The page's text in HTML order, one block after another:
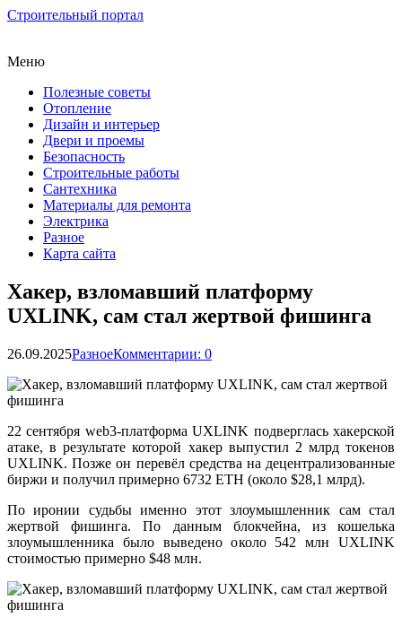
Строительный портал
Меню
Полезные советы
Отопление
Дизайн и интерьер
Двери и проемы
Безопасность
Строительные работы
Сантехника
Материалы для ремонта
Электрика
Разное
Карта сайта
Хакер, взломавший платформу
UXLINK, сам стал жертвой фишинга
26.09.2025РазноеКомментарии: 0
22 сентября web3-платформа UXLINK подверглась хакерской
атаке, в результате которой хакер выпустил 2 млрд токенов
UXLINK. Позже он перевёл средства на децентрализованные
биржи и получил примерно 6732 ETH (около $28,1 млрд).
По иронии судьбы именно этот злоумышленник сам стал
жертвой фишинга. По данным блокчейна, из кошелька
злоумышленника было выведено около 542 млн UXLINK
стоимостью примерно $48 млн.